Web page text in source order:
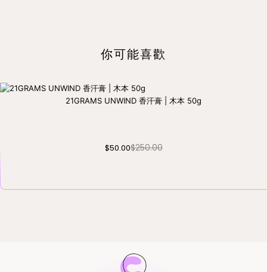
你可能喜歡
21GRAMS UNWIND 香汗膏 | 木本 50g
$50.00$250.00